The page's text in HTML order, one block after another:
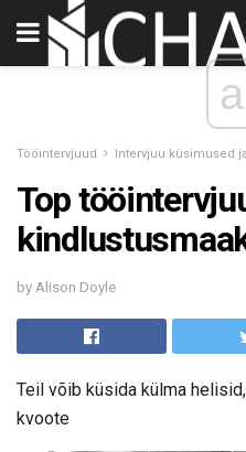
Tööintervjuud Intervjuu küsimused
Top
by Alison Doyle
Teil võib küsida külma
kvoote